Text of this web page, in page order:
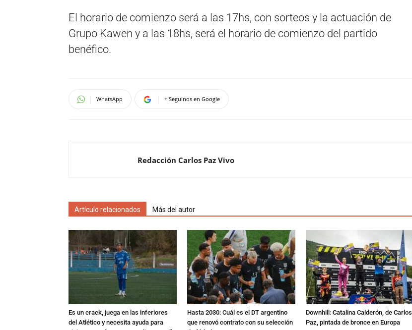
El horario de comienzo será a las 17hs, con sorteos y la actuación de
Grupo Kawen y a las 18hs, será el horario de comienzo del partido
benéfico.
WhatsApp + Seguinos en Google
Redacción Carlos Paz Vivo
Artículo relacionados Más del autor
Es un crack, juega en las inferiores
del Atlético y necesita ayuda para
Hasta 2030: Cuál es el DT argentino
que renovó contrato con su selección
Downhill: Catalina Calderón, de Carlos
Paz, pintada de bronce en Europa